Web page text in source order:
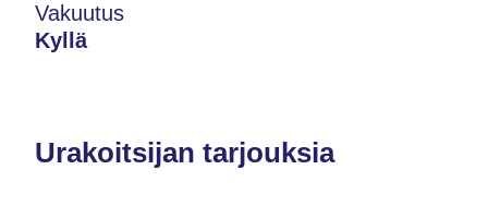
Vakuutus
Kyllä
Urakoitsijan tarjouksia